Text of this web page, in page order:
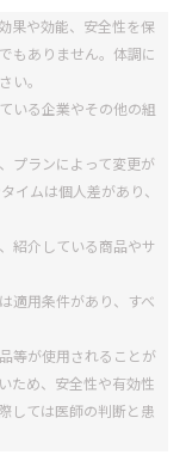
果や効能、安全性を保
もありません。体調に
い。
いる企業やその他の組
プランによって変更が
イムは個人差があり、
紹介している商品やサ
適用条件があり、すべ
等が使用されることが
ため、安全性や有効性
しては医師の判断と患